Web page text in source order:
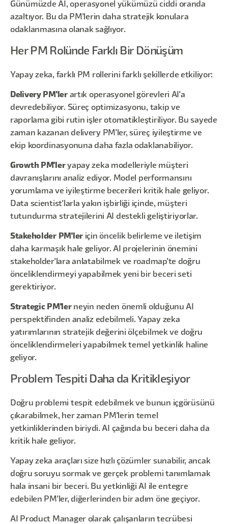
Günümüzde AI, operasyonel yükümüzü ciddi oranda
azaltıyor. Bu da PM'lerin daha stratejik konulara
odaklanmasına olanak sağlıyor.
Her PM Rolünde Farklı Bir Dönüşüm
Yapay zeka, farklı PM rollerini farklı şekillerde etkiliyor:
Delivery PM'lerartık operasyonel görevleri AI'a
devredebiliyor. Süreç optimizasyonu, takip ve
raporlama gibi rutin işler otomatikleştiriliyor. Bu sayede
zaman kazanan delivery PM'ler, süreç iyileştirme ve
ekip koordinasyonuna daha fazla odaklanabiliyor.
Growth PM'leryapay zeka modelleriyle müşteri
davranışlarını analiz ediyor. Model performansını
yorumlama ve iyileştirme becerileri kritik hale geliyor.
Data scientist'larla yakın işbirliği içinde, müşteri
tutundurma stratejilerini AI destekli geliştiriyorlar.
Stakeholder PM'leriçin öncelik belirleme ve iletişim
daha karmaşık hale geliyor. AI projelerinin önemini
stakeholder'lara anlatabilmek ve roadmap'te doğru
önceliklendirmeyi yapabilmek yeni bir beceri seti
gerektiriyor.
Strategic PM'lerneyin neden önemli olduğunu AI
perspektifinden analiz edebilmeli. Yapay zeka
yatırımlarının stratejik değerini ölçebilmek ve doğru
önceliklendirmeleri yapabilmek temel yetkinlik haline
geliyor.
Problem Tespiti Daha da Kritikleşiyor
Doğru problemi tespit edebilmek ve bunun içgörüsünü
çıkarabilmek, her zaman PM'lerin temel
yetkinliklerinden biriydi. AI çağında bu beceri daha da
kritik hale geliyor.
Yapay zeka araçları size hızlı çözümler sunabilir, ancak
doğru soruyu sormak ve gerçek problemi tanımlamak
hala insani bir beceri. Bu yetkinliği AI ile entegre
edebilen PM'ler, diğerlerinden bir adım öne geçiyor.
AI Product Manager olarak çalışanların tecrübesi